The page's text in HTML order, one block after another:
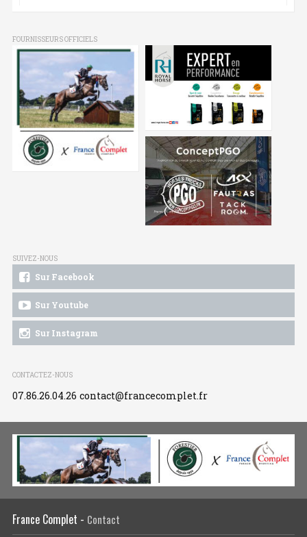
FOURNISSEURS OFFICIELS
SUIVEZ-NOUS
Sur Facebook
Sur Youtube
Sur Instagram
CONTACTEZ-NOUS
07.86.26.04.26 contact@francecomplet.fr
France Complet - Contact